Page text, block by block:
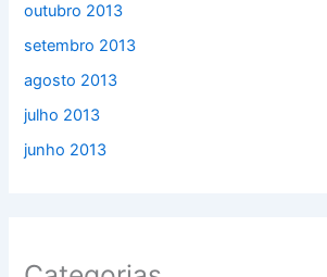
outubro 2013
setembro 2013
agosto 2013
julho 2013
junho 2013